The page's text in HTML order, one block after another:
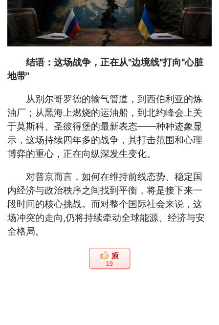
结语：这场战争，正在从"边境线"打向"心脏
地带"
从别尔哥罗德的输气管道，到西伯利亚的炼
油厂；从黑海上燃烧的运油船，到北约峰会上关
于莫斯科、圣彼得堡的最新表态——种种迹象显
示，这场持续四年多的战争，其打击范围和心理
博弈的重心，正在向纵深发生变化。
对普京而言，如何在维持前线态势、稳定国
内经济与政治秩序之间找到平衡，将是接下来一
段时间的核心挑战。而对整个国际社会来说，这
场冲突的走向,仍将持续牵动全球能源、经济与安
全格局。
19